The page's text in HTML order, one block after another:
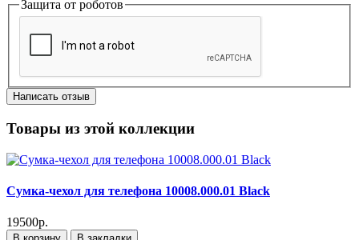
Защита от роботов
Написать отзыв
Товары из этой коллекции
Сумка-чехол для телефона 10008.000.01 Black
19500р.